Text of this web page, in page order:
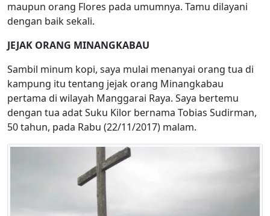
maupun orang Flores pada umumnya. Tamu dilayani
dengan baik sekali.
JEJAK ORANG MINANGKABAU
Sambil minum kopi, saya mulai menanyai orang tua di
kampung itu tentang jejak orang Minangkabau
pertama di wilayah Manggarai Raya. Saya bertemu
dengan tua adat Suku Kilor bernama Tobias Sudirman,
50 tahun, pada Rabu (22/11/2017) malam.